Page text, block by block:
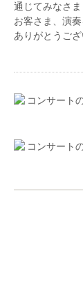
通じてみなさ
お客さま、演
ありがとうござ